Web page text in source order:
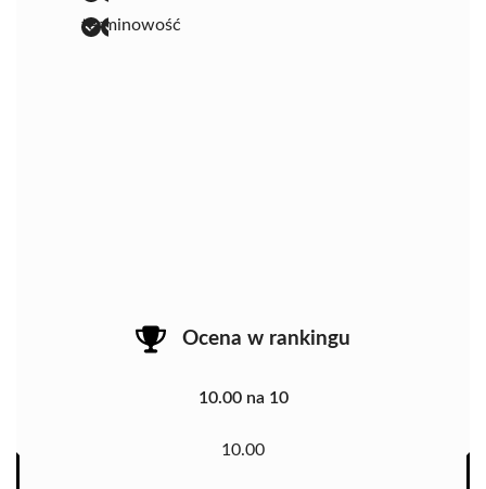
terminowość
Ocena w rankingu
10.00 na 10
10.00